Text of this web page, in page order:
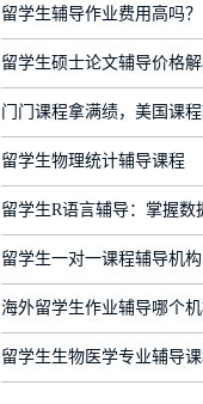
留学生辅导作业费用高吗？
留学生硕士论文辅导价格
门门课程拿满绩，美国课程
留学生物理统计辅导课程
留学生R语言辅导：掌握
留学生一对一课程辅导机构
海外留学生作业辅导哪个
留学生生物医学专业辅导